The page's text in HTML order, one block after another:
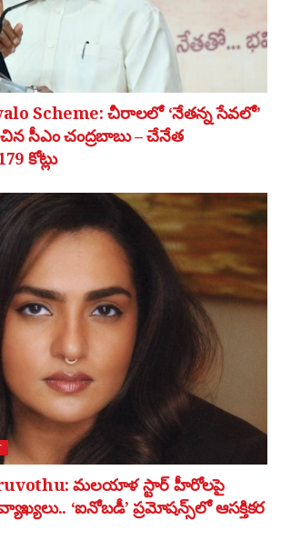
Scheme: చీరాలలో ‘నేతన్న సేవలో’
సీఎం చంద్రబాబు – చేనేత
కోట్లు
మలయాళ స్టార్ హీరోలపై
‘ఐనోబడీ’ ప్రమోషన్స్‌లో ఆసక్తికర